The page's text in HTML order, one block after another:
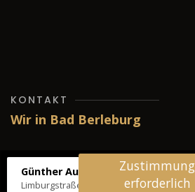
KONTAKT
Wir in Bad Berleburg
Günther Autos & Service
Limburgstraße 39, 57319 Bad Berleburg
Zustimmung
erforderlich